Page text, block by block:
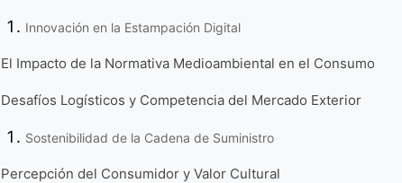
Innovación en la Estampación Digital
El Impacto de la Normativa Medioambiental en el Consumo
Desafíos Logísticos y Competencia del Mercado Exterior
Sostenibilidad de la Cadena de Suministro
Percepción del Consumidor y Valor Cultural